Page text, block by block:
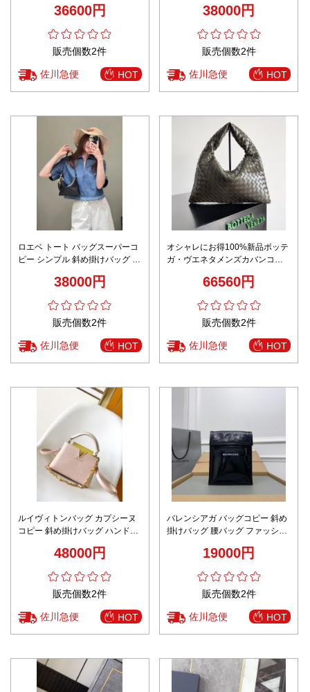
げ 安心通販36600円
販売個数2件
佐川急便 HOT
38000円
販売個数2件
佐川急便 HOT
ロエベ トート バッグスーパーコ
ピー シンプル 斜め掛けバッグ 柔
38000円
販売個数2件
佐川急便 HOT
オシャレにお得100%新品ボッテ
ガ・ヴエネタメンズカバンコピ
66560円
販売個数2件
佐川急便 HOT
ルイヴィトンバッグ カプシーヌ
コピー 斜め掛けバッグ ハンドバ
48000円
販売個数2件
佐川急便 HOT
バレンシアガ バッグコピー 斜め
掛けバッグ 腰バッグ ファッショ
19000円
販売個数2件
佐川急便 HOT